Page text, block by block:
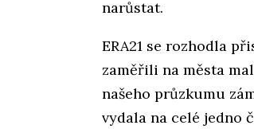
narůstat.
ERA21 se rozhodla
zaměřili na města
našeho průzkumu
vydala na celé jedno